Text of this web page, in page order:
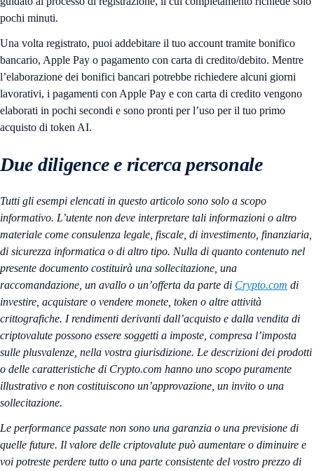
pochi minuti.
Una volta registrato, puoi addebitare il tuo account tramite bonifico
bancario, Apple Pay o pagamento con carta di credito/debito. Mentre
l’elaborazione dei bonifici bancari potrebbe richiedere alcuni giorni
lavorativi, i pagamenti con Apple Pay e con carta di credito vengono
elaborati in pochi secondi e sono pronti per l’uso per il tuo primo
acquisto di token AI.
Due diligence e ricerca personale
Tutti gli esempi elencati in questo articolo sono solo a scopo
informativo. L’utente non deve interpretare tali informazioni o altro
materiale come consulenza legale, fiscale, di investimento, finanziaria,
di sicurezza informatica o di altro tipo. Nulla di quanto contenuto nel
presente documento costituirà una sollecitazione, una
raccomandazione, un avallo o un’offerta da parte di Crypto.com di
investire, acquistare o vendere monete, token o altre attività
crittografiche. I rendimenti derivanti dall’acquisto e dalla vendita di
criptovalute possono essere soggetti a imposte, compresa l’imposta
sulle plusvalenze, nella vostra giurisdizione. Le descrizioni dei prodotti
o delle caratteristiche di Crypto.com hanno uno scopo puramente
illustrativo e non costituiscono un’approvazione, un invito o una
sollecitazione.
Le performance passate non sono una garanzia o una previsione di
quelle future. Il valore delle criptovalute può aumentare o diminuire e
voi potreste perdere tutto o una parte consistente del vostro prezzo di